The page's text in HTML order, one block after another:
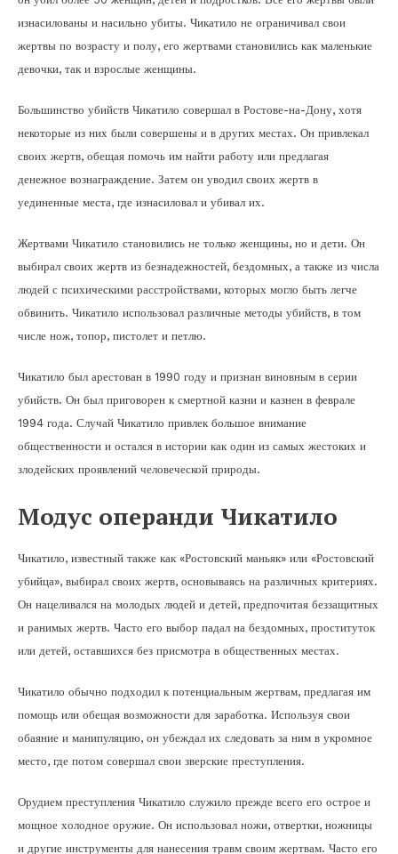
изнасилованы и насильно убиты. Чикатило не ограничивал свои
жертвы по возрасту и полу, его жертвами становились как маленькие
девочки, так и взрослые женщины.
Большинство убийств Чикатило совершал в Ростове-на-Дону, хотя
некоторые из них были совершены и в других местах. Он привлекал
своих жертв, обещая помочь им найти работу или предлагая
денежное вознаграждение. Затем он уводил своих жертв в
уединенные места, где изнасиловал и убивал их.
Жертвами Чикатило становились не только женщины, но и дети. Он
выбирал своих жертв из безнадежностей, бездомных, а также из числа
людей с психическими расстройствами, которых могло быть легче
обвинить. Чикатило использовал различные методы убийств, в том
числе нож, топор, пистолет и петлю.
Чикатило был арестован в 1990 году и признан виновным в серии
убийств. Он был приговорен к смертной казни и казнен в феврале
1994 года. Случай Чикатило привлек большое внимание
общественности и остался в истории как один из самых жестоких и
злодейских проявлений человеческой природы.
Модус операнди Чикатило
Чикатило, известный также как «Ростовский маньяк» или «Ростовский
убийца», выбирал своих жертв, основываясь на различных критериях.
Он нацеливался на молодых людей и детей, предпочитая беззащитных
и ранимых жертв. Часто его выбор падал на бездомных, проституток
или детей, оставшихся без присмотра в общественных местах.
Чикатило обычно подходил к потенциальным жертвам, предлагая им
помощь или обещая возможности для заработка. Используя свои
обаяние и манипуляцию, он убеждал их следовать за ним в укромное
место, где потом совершал свои зверские преступления.
Орудием преступления Чикатило служило прежде всего его острое и
мощное холодное оружие. Он использовал ножи, отвертки, ножницы
и другие инструменты для нанесения травм своим жертвам. Часто его